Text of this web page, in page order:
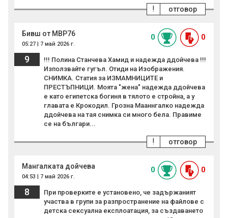
отговор
!
Бивш от МВР76
05:27 | 7 май 2026 г.
0 0
9
!!! Полина Станчева Хамид и надежда ддойчева !!!
Използвайте гугъл. Отиди на Изображения.
СНИМКА. Статия за ИЗМАМНИЦИТЕ и
ПРЕСТЪПНИЦИ. Моята "жена" надежда ддойчева
е като египетска богиня в тялото е стройна, а у
главата е Крокодил. Грозна Мааннгалко надежда
ддойчева на тая снимка си много бела. Правиме
се на българи...
отговор
!
Мангалката дойчева
04:53 | 7 май 2026 г.
0 0
8
При проверките е установено, че задържаният
участва в групи за разпространение на файлове с
детска сексуална експлоатация, за създаването